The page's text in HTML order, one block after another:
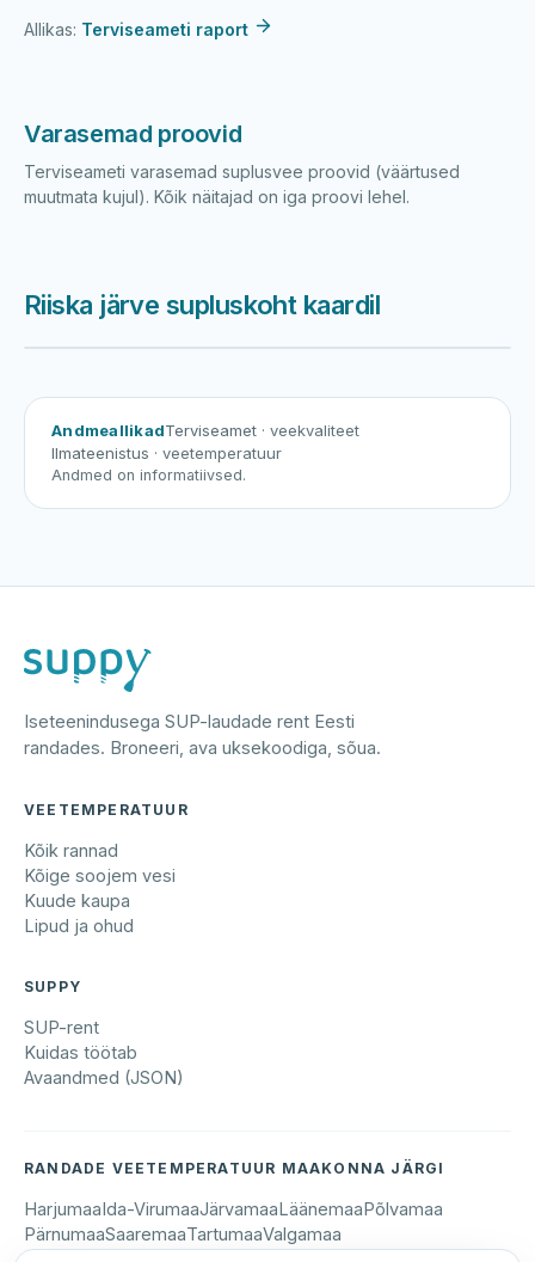
Allikas: Terviseameti raport
Varasemad proovid
Terviseameti varasemad suplusvee proovid (väärtused
muutmata kujul). Kõik näitajad on iga proovi lehel.
Riiska järve supluskoht kaardil
AndmeallikadTerviseamet · veekvaliteet
Ilmateenistus · veetemperatuur
Andmed on informatiivsed.
Iseteenindusega SUP-laudade rent Eesti
randades. Broneeri, ava uksekoodiga, sõua.
VEETEMPERATUUR
Kõik rannad
Kõige soojem vesi
Kuude kaupa
Lipud ja ohud
SUPPY
SUP-rent
Kuidas töötab
Avaandmed (JSON)
RANDADE VEETEMPERATUUR MAAKONNA JÄRGI
HarjumaaIda-VirumaaJärvamaaLäänemaaPõlvamaa
PärnumaaSaaremaaTartumaaValgamaa